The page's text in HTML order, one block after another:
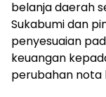
belanja daerah
Sukabumi dan
penyesuaian
keuangan
perubahan nota